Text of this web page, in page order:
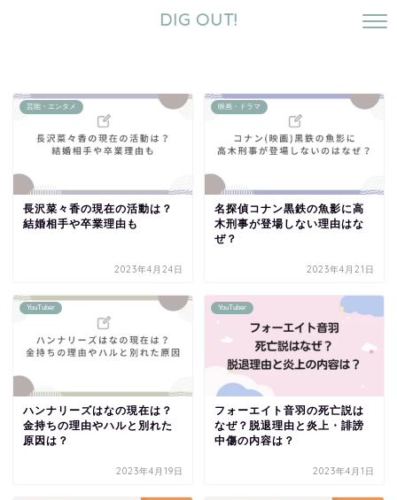
DIG OUT!
芸能・エンタメ
長沢菜々香の現在の活動は？
結婚相手や卒業理由も
2023年4月24日
映画・ドラマ
名探偵コナン黒鉄の魚影に高
木刑事が登場しない理由はな
ぜ？
2023年4月21日
YouTuber
ハンナリーズはなの現在は？
金持ちの理由やハルと別れた
原因は？
2023年4月19日
YouTuber
フォーエイト音羽の死亡説は
なぜ？脱退理由と炎上・誹謗
中傷の内容は？
2023年4月1日